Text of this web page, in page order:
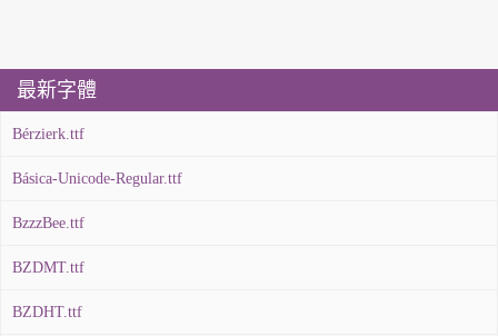
最新字體
Bérzierk.ttf
Básica-Unicode-Regular.ttf
BzzzBee.ttf
BZDMT.ttf
BZDHT.ttf